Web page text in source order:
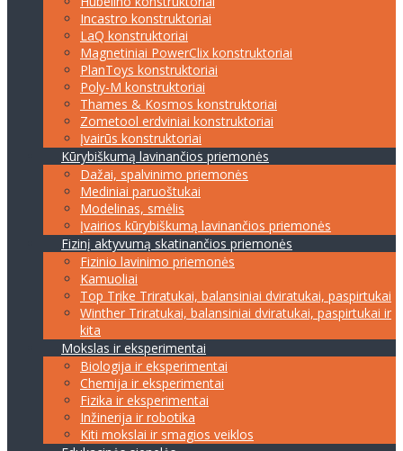
Incastro konstruktoriai
LaQ konstruktoriai
Magnetiniai PowerClix konstruktoriai
PlanToys konstruktoriai
Poly-M konstruktoriai
Thames & Kosmos konstruktoriai
Zometool erdviniai konstruktoriai
Įvairūs konstruktoriai
Kūrybiškumą lavinančios priemonės
Dažai, spalvinimo priemonės
Mediniai paruoštukai
Modelinas, smėlis
Įvairios kūrybiškumą lavinančios priemonės
Fizinį aktyvumą skatinančios priemonės
Fizinio lavinimo priemonės
Kamuoliai
Top Trike Triratukai, balansiniai dviratukai, paspirtukai
Winther Triratukai, balansiniai dviratukai, paspirtukai ir
kita
Mokslas ir eksperimentai
Biologija ir eksperimentai
Chemija ir eksperimentai
Fizika ir eksperimentai
Inžinerija ir robotika
Kiti mokslai ir smagios veiklos